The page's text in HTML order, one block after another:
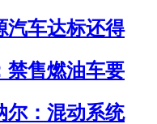
汽车达标还得
禁售燃油车要
尔：混动系统